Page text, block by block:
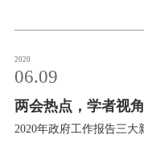
未雨绸缪，提出把“六稳”
求。可以说，“六稳”是我
条件的系统方案：稳就业
业是居民获得收入流的保
总需求产生的长期不利影
资。面对本轮新冠肺炎疫
提出加快推动“新基建”建
发经济增长潜能，缓解我
2020
06.09
两会热点，学者视
三大新看点
2020年政府工作报告三